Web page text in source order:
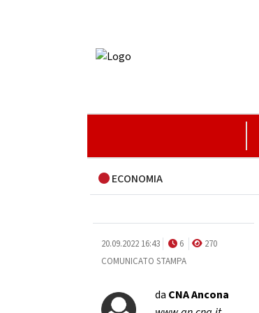
ECONOMIA
20.09.2022 16:43 6
270
COMUNICATO STAMPA
da CNA Ancona